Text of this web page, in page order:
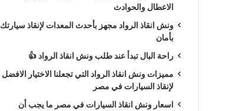
الاعطال والحوادث
ونش انقاذ الرواد مجهز بأحدث المعدات لإنقاذ سيارتك
بأمان
راحة البال تبدأ عند طلب ونش انقاذ الرواد 👍
مميزات ونش انقاذ الرواد التي تجعلنا الاختيار الافضل
لإنقاذ السيارات في مصر
اسعار ونش انقاذ السيارات في مصر ما يجب أن